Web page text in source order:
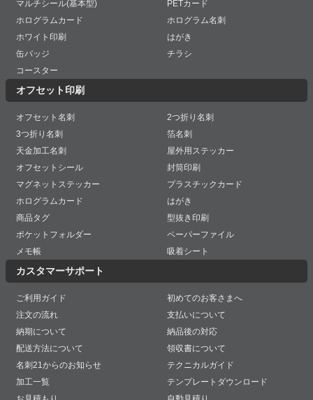
マルチシール(基本型)
PETカード
ホログラムカード
ホログラム名刺
ホワイト印刷
はがき
缶バッジ
チラシ
コースター
オフセット印刷
オフセット名刺
2つ折り名刺
3つ折り名刺
箔名刺
天金加工名刺
屋外用ステッカー
オフセットシール
封筒印刷
マグネットステッカー
プラスチックカード
ホログラムカード
はがき
商品タグ
型抜き印刷
ポケットフォルダー
ペーパーファイル
メモ帳
吸着シート
カスタマーサポート
ご利用ガイド
初めてのお客さまへ
注文の流れ
支払いについて
納期について
納品後の対応
配送方法について
領収書について
名刺21からのお知らせ
テクニカルガイド
加工一覧
テンプレートダウンロード